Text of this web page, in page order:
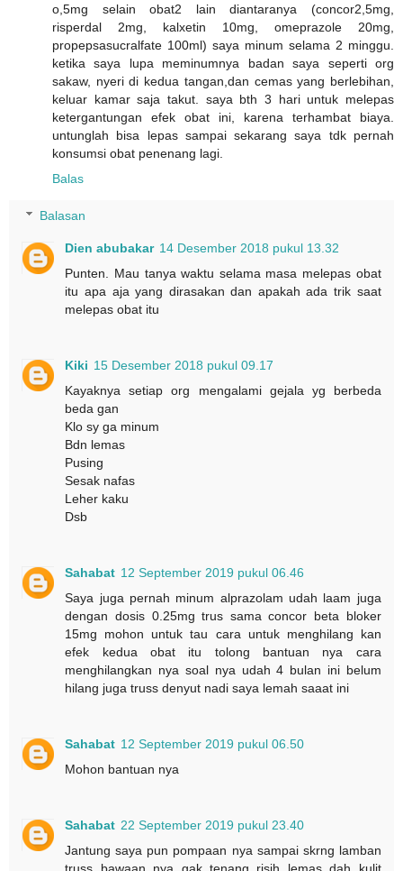
o,5mg selain obat2 lain diantaranya (concor2,5mg,
risperdal 2mg, kalxetin 10mg, omeprazole 20mg,
propepsasucralfate 100ml) saya minum selama 2 minggu.
ketika saya lupa meminumnya badan saya seperti org
sakaw, nyeri di kedua tangan,dan cemas yang berlebihan,
keluar kamar saja takut. saya bth 3 hari untuk melepas
ketergantungan efek obat ini, karena terhambat biaya.
untunglah bisa lepas sampai sekarang saya tdk pernah
konsumsi obat penenang lagi.
Balas
Balasan
Dien abubakar 14 Desember 2018 pukul 13.32
Punten. Mau tanya waktu selama masa melepas obat
itu apa aja yang dirasakan dan apakah ada trik saat
melepas obat itu
Kiki 15 Desember 2018 pukul 09.17
Kayaknya setiap org mengalami gejala yg berbeda
beda gan
Klo sy ga minum
Bdn lemas
Pusing
Sesak nafas
Leher kaku
Dsb
Sahabat 12 September 2019 pukul 06.46
Saya juga pernah minum alprazolam udah laam juga
dengan dosis 0.25mg trus sama concor beta bloker
15mg mohon untuk tau cara untuk menghilang kan
efek kedua obat itu tolong bantuan nya cara
menghilangkan nya soal nya udah 4 bulan ini belum
hilang juga truss denyut nadi saya lemah saaat ini
Sahabat 12 September 2019 pukul 06.50
Mohon bantuan nya
Sahabat 22 September 2019 pukul 23.40
Jantung saya pun pompaan nya sampai skrng lamban